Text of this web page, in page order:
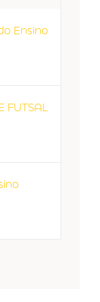
Ensino
FUTSAL